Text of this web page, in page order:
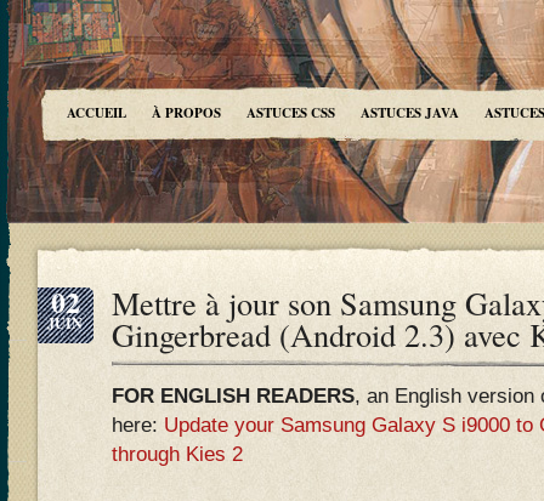
ACCUEIL À PROPOS ASTUCES CSS ASTUCES JAVA
02
JUIN Mettre à jour son Samsung
Gingerbread (Android 2.3) avec
FOR ENGLISH READERS, an English
here: Update your Samsung Galaxy S i9000 to
through Kies 2